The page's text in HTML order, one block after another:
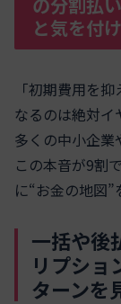
と気を付
「初期費用を
なるのは絶対イ
多くの中小企業
この本音が9割
に“お金の地図”
一括や後
リプシ
ターンを